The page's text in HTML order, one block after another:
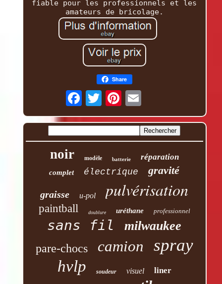
fiable pour les professionnels et les
amateurs de bricolage.
Share
noir modèle batterie réparation
complet électrique gravité
graisse u-pol pulvérisation
paintball doublure uréthane professionnel
sans fil milwaukee
pare-chocs camion spray
hvlp soudeur visuel liner